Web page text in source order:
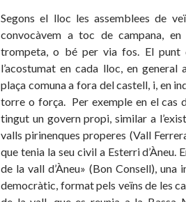
Segons el lloc les assemblees de
convocàvem a toc de campana,
trompeta, o bé per via fos. El punt
l’acostumat en cada lloc, en
plaça comuna a fora del castell, i, en
torre o força. Per exemple en el cas
tingut un govern propi, similar a
valls pirinenques properes (Vall
que tenia la seu civil a Esterri d’Àneu.
de la vall d’Àneu» (Bon Consell),
democràtic, format pels veïns de les